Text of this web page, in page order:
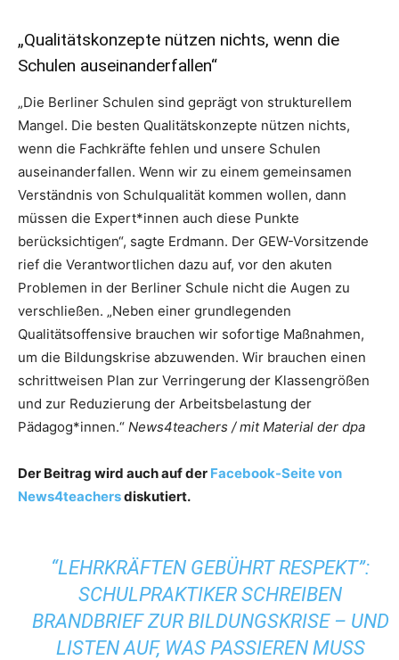
„Qualitätskonzepte nützen nichts, wenn die
Schulen auseinanderfallen“
„Die Berliner Schulen sind geprägt von strukturellem
Mangel. Die besten Qualitätskonzepte nützen nichts,
wenn die Fachkräfte fehlen und unsere Schulen
auseinanderfallen. Wenn wir zu einem gemeinsamen
Verständnis von Schulqualität kommen wollen, dann
müssen die Expert*innen auch diese Punkte
berücksichtigen“, sagte Erdmann. Der GEW-Vorsitzende
rief die Verantwortlichen dazu auf, vor den akuten
Problemen in der Berliner Schule nicht die Augen zu
verschließen. „Neben einer grundlegenden
Qualitätsoffensive brauchen wir sofortige Maßnahmen,
um die Bildungskrise abzuwenden. Wir brauchen einen
schrittweisen Plan zur Verringerung der Klassengrößen
und zur Reduzierung der Arbeitsbelastung der
Pädagog*innen.“ News4teachers / mit Material der dpa
Der Beitrag wird auch auf der Facebook-Seite von
News4teachersdiskutiert.
“LEHRKRÄFTEN GEBÜHRT RESPEKT”:
SCHULPRAKTIKER SCHREIBEN
BRANDBRIEF ZUR BILDUNGSKRISE – UND
LISTEN AUF, WAS PASSIEREN MUSS